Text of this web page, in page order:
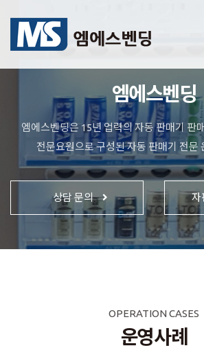
엠에스벤딩
엠에스벤딩은 15년 업력의 자동 판매기 판
전문요원으로 구성된 자동 판매기 전문
상담 문의 자
OPERATION CASES
운영사례